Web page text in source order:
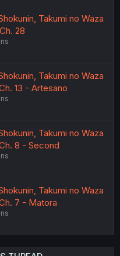
Takumi no Waza
28
Takumi no Waza
13 - Artesano
Takumi no Waza
8 - Second
Takumi no Waza
7 - Matora